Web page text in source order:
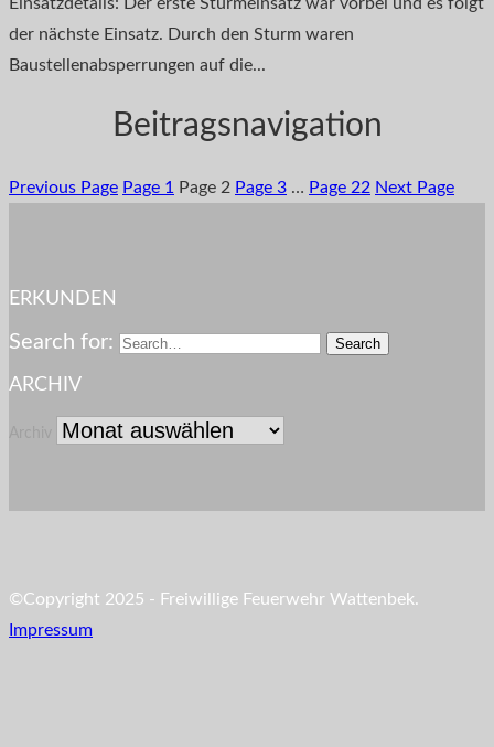
der nächste Einsatz. Durch den Sturm waren
Baustellenabsperrungen auf die...
Beitragsnavigation
Previous Page Page 1 Page 2 Page 3 … Page 22 Next Page
ERKUNDEN
Search for:
ARCHIV
©Copyright 2025 - Freiwillige Feuerwehr Wattenbek.
Impressum